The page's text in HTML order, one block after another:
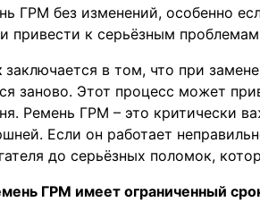
ГРМ без изменений, особенно
привести к серьёзным проблемам
заключается в том, что при
заново. Этот процесс может
Ремень ГРМ – это критически
Если он работает
до серьёзных поломок,
ГРМ имеет ограниченный